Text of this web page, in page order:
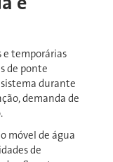
e temporárias
de ponte
durante
demanda de
móvel de água
de